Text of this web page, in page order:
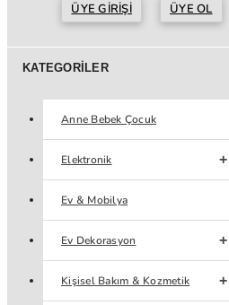
ÜYE GIRIŞI ÜYE OL
KATEGORILER
Anne Bebek Çocuk
Elektronik
Ev & Mobilya
Ev Dekorasyon
Kişisel Bakım & Kozmetik